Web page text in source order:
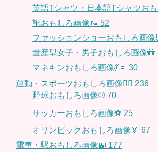
英語Tシャツ・日本語Tシャツお
靴おもしろ画像👡 52
ファッションショーおもしろ画像
量産型女子・男子おもしろ画像👫
マネキンおもしろ画像💃🏻 30
運動・スポーツおもしろ画像🏃‍♂️ 236
野球おもしろ画像⚾ 70
サッカーおもしろ画像⚽️ 25
オリンピックおもしろ画像🏅 67
電車・駅おもしろ画像🚉 177